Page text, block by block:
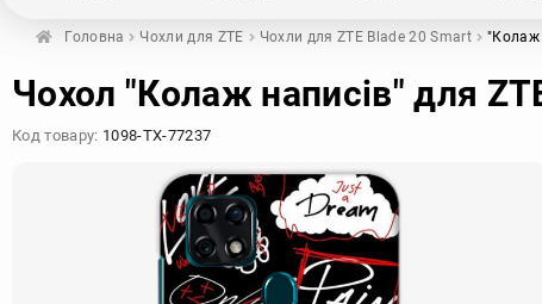
Головна Чохли для ZTE Чохли для ZTE Blade 20 Smart "Колаж
Чохол "Колаж написів" для
Код товару: 1098-TX-77237